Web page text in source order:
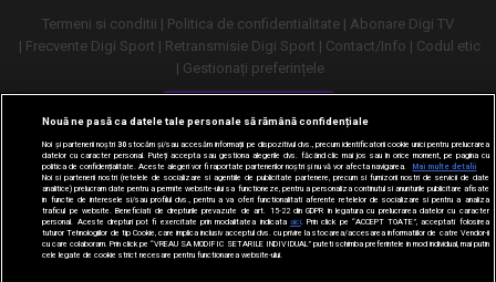
Termeni si conditii
Politica de confidentialitate
Abonare Digi TV
Frecvente Digi Sport
Retransmisie Digi Sport Contact/Info
Codul etic
Gestionați preferințele
Versiune desktop
Nouă ne pasă ca datele tale personale să rămână confidențiale
Noi și partenerii noștri30stocăm și/sau accesăm informații pe dispozitivul dvs., precum identificatorii cookie unici pentru prelucrarea
datelor cu caracter personal. Puteți accepta sau gestiona alegerile dvs. făcând clic mai jos sau în orice moment, pe pagina cu
politica de confidențialitate. Aceste alegeri vor fi raportate partenerilor noștri și nu vă vor afecta navigarea.
Mai multe detalii
Noi si partenerii nostri (retelele de socializare si agentiile de publicitate partenere, precum si furnizorii nostri de servicii de date
analitice) prelucram date pentru a permite website-ului sa functioneze, pentru a personaliza continutul si anunturile publicitare afisate
in functie de interesele si/sau profilul dvs., pentru a va oferi functionalitati aferente retelelor de socializare si pentru a analiza
traficul pe website. Beneficiati de drepturile prevazute de art. 15-22 din GDPR in legatura cu prelucrarea datelor cu caracter
personal. Aceste drepturi pot fi exercitate prin modalitatea indicata aici. Prin click pe “ACCEPT TOATE”, acceptati folosirea
tuturor Tehnologiilor de tip Cookie, care implica inclusiv acceptul dvs. cu privire la stocarea/accesarea informatiilor de catre Vendor-ii
cu care colaboram. Prin click pe “VREAU SA MODIFIC SETARILE INDIVIDUAL” puteti schimba preferintele in mod individual, mai putin
cele legate de cookie strict necesare pentru functionarea website-ului.